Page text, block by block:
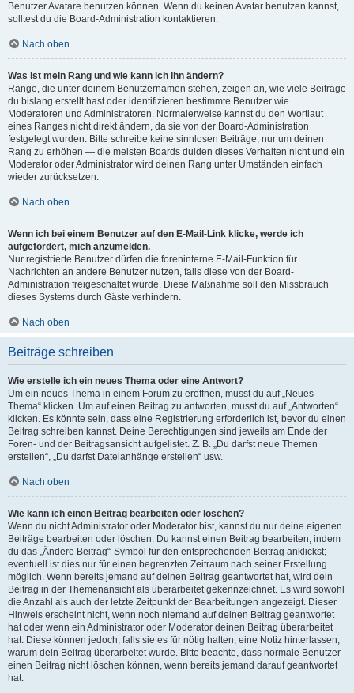
Benutzer Avatare benutzen können. Wenn du keinen Avatar benutzen kannst,
solltest du die Board-Administration kontaktieren.
Nach oben
Was ist mein Rang und wie kann ich ihn ändern?
Ränge, die unter deinem Benutzernamen stehen, zeigen an, wie viele Beiträge
du bislang erstellt hast oder identifizieren bestimmte Benutzer wie
Moderatoren und Administratoren. Normalerweise kannst du den Wortlaut
eines Ranges nicht direkt ändern, da sie von der Board-Administration
festgelegt wurden. Bitte schreibe keine sinnlosen Beiträge, nur um deinen
Rang zu erhöhen — die meisten Boards dulden dieses Verhalten nicht und ein
Moderator oder Administrator wird deinen Rang unter Umständen einfach
wieder zurücksetzen.
Nach oben
Wenn ich bei einem Benutzer auf den E-Mail-Link klicke, werde ich
aufgefordert, mich anzumelden.
Nur registrierte Benutzer dürfen die foreninterne E-Mail-Funktion für
Nachrichten an andere Benutzer nutzen, falls diese von der Board-
Administration freigeschaltet wurde. Diese Maßnahme soll den Missbrauch
dieses Systems durch Gäste verhindern.
Nach oben
Beiträge schreiben
Wie erstelle ich ein neues Thema oder eine Antwort?
Um ein neues Thema in einem Forum zu eröffnen, musst du auf „Neues
Thema“ klicken. Um auf einen Beitrag zu antworten, musst du auf „Antworten“
klicken. Es könnte sein, dass eine Registrierung erforderlich ist, bevor du einen
Beitrag schreiben kannst. Deine Berechtigungen sind jeweils am Ende der
Foren- und der Beitragsansicht aufgelistet. Z. B. „Du darfst neue Themen
erstellen“, „Du darfst Dateianhänge erstellen“ usw.
Nach oben
Wie kann ich einen Beitrag bearbeiten oder löschen?
Wenn du nicht Administrator oder Moderator bist, kannst du nur deine eigenen
Beiträge bearbeiten oder löschen. Du kannst einen Beitrag bearbeiten, indem
du das „Ändere Beitrag“-Symbol für den entsprechenden Beitrag anklickst;
eventuell ist dies nur für einen begrenzten Zeitraum nach seiner Erstellung
möglich. Wenn bereits jemand auf deinen Beitrag geantwortet hat, wird dein
Beitrag in der Themenansicht als überarbeitet gekennzeichnet. Es wird sowohl
die Anzahl als auch der letzte Zeitpunkt der Bearbeitungen angezeigt. Dieser
Hinweis erscheint nicht, wenn noch niemand auf deinen Beitrag geantwortet
hat oder wenn ein Administrator oder Moderator deinen Beitrag überarbeitet
hat. Diese können jedoch, falls sie es für nötig halten, eine Notiz hinterlassen,
warum dein Beitrag überarbeitet wurde. Bitte beachte, dass normale Benutzer
einen Beitrag nicht löschen können, wenn bereits jemand darauf geantwortet
hat.